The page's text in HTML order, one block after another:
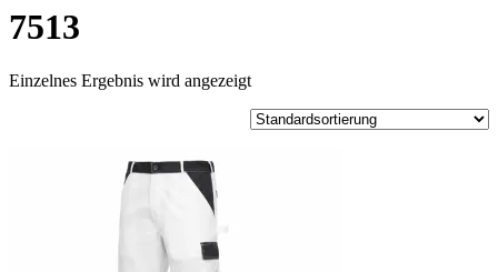
7513
Einzelnes Ergebnis wird angezeigt